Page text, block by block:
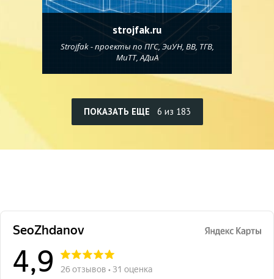
strojfak.ru
Strojfak - проекты по ПГС, ЭиУН, ВВ, ТГВ,
МиТТ, АДиА
ПОКАЗАТЬ ЕЩЕ 6 из 183